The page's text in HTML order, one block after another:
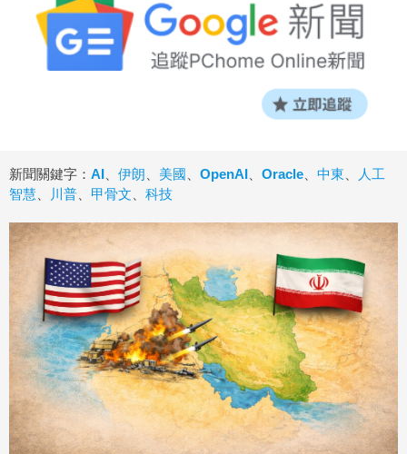
新聞關鍵字： AI 伊朗 美國 OpenAI Oracle 中東
人工
智慧
川普 甲骨文 科技